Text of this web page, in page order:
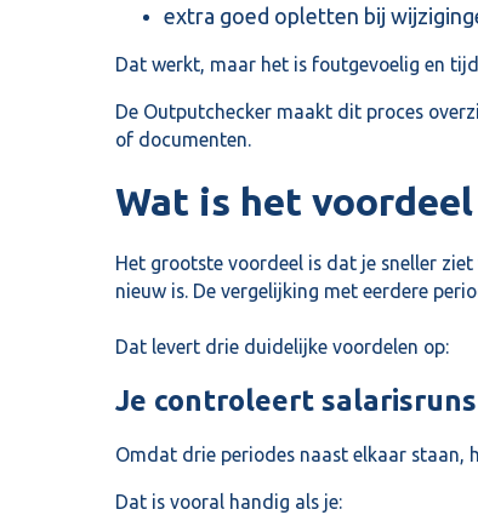
extra goed opletten bij
Dat werkt, maar het is foutgevoelig en
De Outputchecker maakt dit proces
of documenten.
Wat is het
Het grootste voordeel is dat je sneller
nieuw is. De vergelijking met eerdere
Dat levert drie duidelijke voordelen op:
Je controleert
Omdat drie periodes naast elkaar staan,
Dat is vooral handig als je: